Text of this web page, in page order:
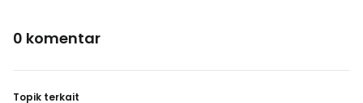
0 komentar
Topik terkait